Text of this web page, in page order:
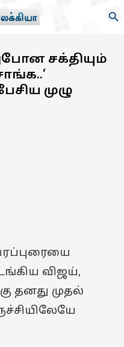
சக்தியும்
முழு
விஜய்,
தனது முதல்